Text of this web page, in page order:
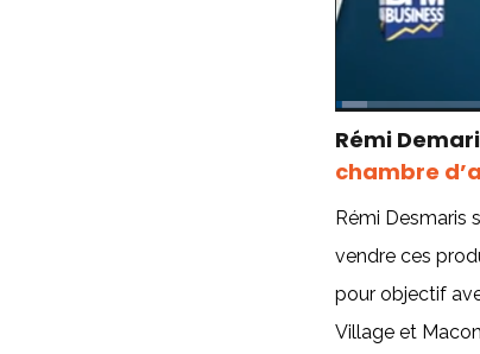
Rémi
chambre
Rémi Desmaris
vendre ces
pour objectif
Village et